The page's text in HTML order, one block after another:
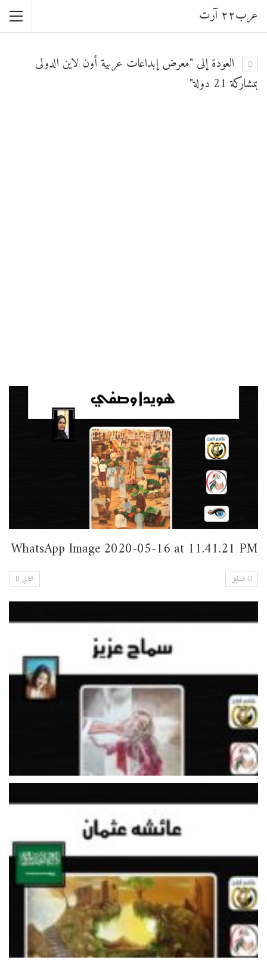
عرب٢٢ آرت
العودة إلى "معرض إبداعات عربية أون لاين الدولى
بمشاركة 21 دولة"
WhatsApp Image 2020-05-16 at 11.41.21 PM
التالي السابق